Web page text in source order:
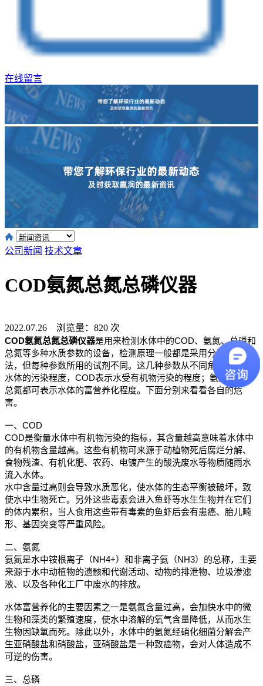
在线留言
公司新闻 技术文章
COD氨氮总氮总磷仪器
2022.07.26 浏览量：820 次
COD氨氮总氮总磷仪器是用来检测水体中的COD、氨氮、总磷和
总氮等多种水质参数的设备，检测原理一般都是采用分光光度
法，但每种参数所用的试剂不同。这几种参数从不同角度反映了
水体的污染程度，COD表示水受有机物污染的程度；氨氮、总磷
总氮都可表示水体的富营养化程度。下面分别来看看各自的危
害。
一、COD
COD是衡量水体中有机物污染的指标，其含量越高意味着水体中
的有机物含量越高。这些有机物可来源于动植物死后腐烂分解、
食物残渣、有机化肥、农药、电镀产生的酸洗废水等物质随雨水
流入水体。
水中含量过高则会导致水质恶化，使水体的生态平衡被破坏，致
使水中生物死亡。另外这些毒素会进入鱼虾等水生生物并在它们
的体内累积，当人食用这些带有毒素的鱼虾后会有患癌、胎儿畸
形、基因突变等严重风险。
二、氨氮
氨氮是水中铵根离子（NH4+）和非离子氨（NH3）的总称，主要
来源于水中动植物的遗骸和代谢活动、动物的排泄物、垃圾渗滤
液、以及各种化工厂中废水的排放。
水体富营养化的主要因素之一是氨氮含量过高，会加快水中的微
生物和藻类的繁殖速度，使水中溶解的氧气含量降低，从而水生
生物因缺氧而死。除此以外，水体中的氨氮经硝化细菌分解会产
生亚硝酸盐和硝酸盐，亚硝酸盐是一种致癌物，会对人体造成不
可逆的伤害。
三、总磷